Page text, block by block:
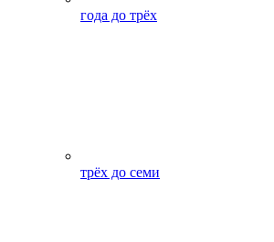
года до трёх
трёх до семи